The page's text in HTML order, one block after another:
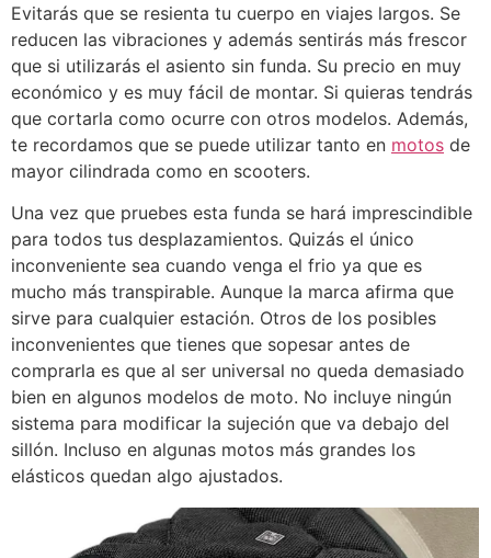
Evitarás que se resienta tu cuerpo en viajes largos. Se
reducen las vibraciones y además sentirás más frescor
que si utilizarás el asiento sin funda. Su precio en muy
económico y es muy fácil de montar. Si quieras tendrás
que cortarla como ocurre con otros modelos. Además,
te recordamos que se puede utilizar tanto en motos de
mayor cilindrada como en scooters.
Una vez que pruebes esta funda se hará imprescindible
para todos tus desplazamientos. Quizás el único
inconveniente sea cuando venga el frio ya que es
mucho más transpirable. Aunque la marca afirma que
sirve para cualquier estación. Otros de los posibles
inconvenientes que tienes que sopesar antes de
comprarla es que al ser universal no queda demasiado
bien en algunos modelos de moto. No incluye ningún
sistema para modificar la sujeción que va debajo del
sillón. Incluso en algunas motos más grandes los
elásticos quedan algo ajustados.